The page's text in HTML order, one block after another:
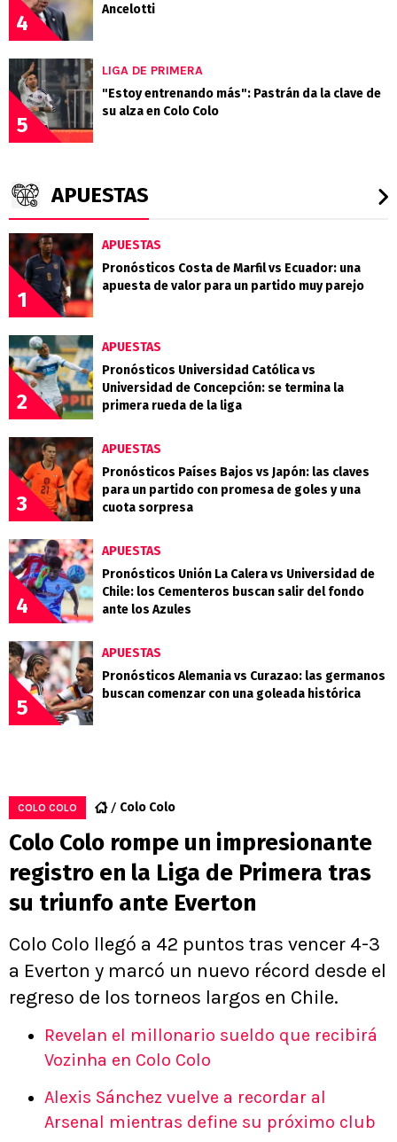
4
Ancelotti
5
LIGA DE PRIMERA
"Estoy entrenando más": Pastrán da la clave de
su alza en Colo Colo
APUESTAS
1
APUESTAS
Pronósticos Costa de Marfil vs Ecuador: una
apuesta de valor para un partido muy parejo
2
APUESTAS
Pronósticos Universidad Católica vs
Universidad de Concepción: se termina la
primera rueda de la liga
3
APUESTAS
Pronósticos Países Bajos vs Japón: las claves
para un partido con promesa de goles y una
cuota sorpresa
4
APUESTAS
Pronósticos Unión La Calera vs Universidad de
Chile: los Cementeros buscan salir del fondo
ante los Azules
5
APUESTAS
Pronósticos Alemania vs Curazao: las germanos
buscan comenzar con una goleada histórica
COLO COLO Colo Colo
Colo Colo rompe un impresionante
registro en la Liga de Primera tras
su triunfo ante Everton
Colo Colo llegó a 42 puntos tras vencer 4-3
a Everton y marcó un nuevo récord desde el
regreso de los torneos largos en Chile.
Revelan el millonario sueldo que recibirá
Vozinha en Colo Colo
Alexis Sánchez vuelve a recordar al
Arsenal mientras define su próximo club